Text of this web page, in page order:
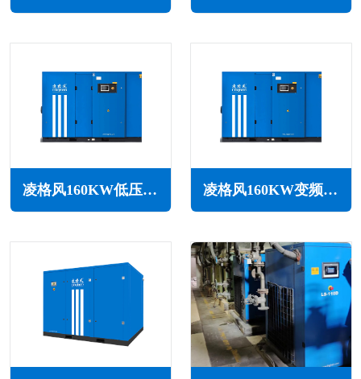
凌格风160KW低压空压机LS LP系列 凌格风160KW变频低压空压机LSV LP系列